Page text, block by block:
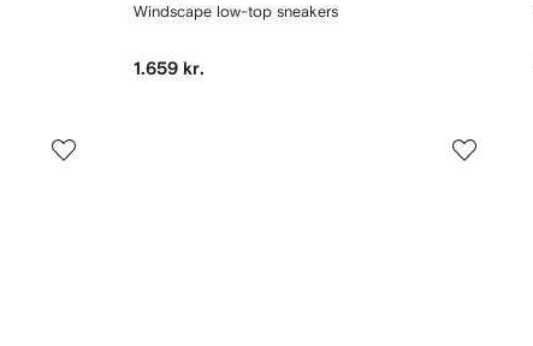
Windscape low-top sneakers
1.659 kr.